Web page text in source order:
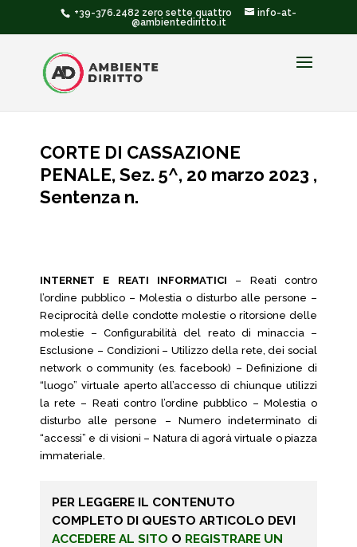
+39-376.2482 zero sette quattro
info-at-
@ambientediritto.it
CORTE DI CASSAZIONE
PENALE, Sez. 5^, 20 marzo 2023 ,
Sentenza n.
INTERNET E REATI INFORMATICI – Reati contro
l’ordine pubblico – Molestia o disturbo alle persone –
Reciprocità delle condotte molestie o ritorsione delle
molestie – Configurabilità del reato di minaccia –
Esclusione – Condizioni – Utilizzo della rete, dei social
network o community (es. facebook) – Definizione di
“luogo” virtuale aperto all’accesso di chiunque utilizzi
la rete – Reati contro l’ordine pubblico – Molestia o
disturbo alle persone – Numero indeterminato di
“accessi” e di visioni – Natura di agorà virtuale o piazza
immateriale.
PER LEGGERE IL CONTENUTO
COMPLETO DI QUESTO ARTICOLO DEVI
ACCEDERE AL SITO O REGISTRARE UN